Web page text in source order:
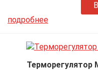
подробнее
Терморегулятор